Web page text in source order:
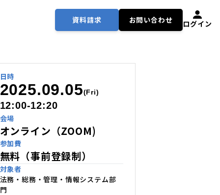
資料請求 お問い合わせ ログイン
日時
2025.09.05(Fri)
12:00-12:20
会場
オンライン（ZOOM)
参加費
無料（事前登録制）
対象者
法務・総務・管理・情報システム部
門